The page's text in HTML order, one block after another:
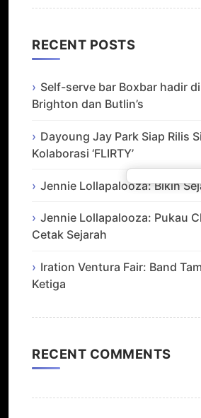
RECENT POSTS
Self-serve bar Boxbar hadir
Brighton dan Butlin’s
Dayoung Jay Park Siap Rilis
Kolaborasi ‘FLIRTY’
Jennie Lollapalooza: Bikin
Jennie Lollapalooza: Pukau
Cetak Sejarah
Iration Ventura Fair: Band
Ketiga
RECENT COMMENTS